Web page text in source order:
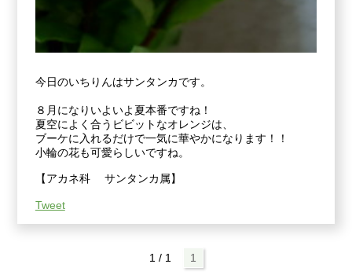
今日のいちりんはサンタンカです。
８月になりいよいよ夏本番ですね！
夏空によく合うビビットなオレンジは、
ブーケに入れるだけで一気に華やかになります！！
小輪の花も可愛らしいですね。
【アカネ科 サンタンカ属】
Tweet
1 / 1 1